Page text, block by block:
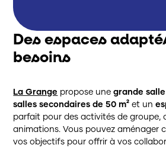
Des espaces
besoins
La Grange propose unegrande salle
salles secondaires de 50 m² et un
parfait pour des activités de groupe,
animations. Vous pouvez aménager
vos objectifs pour offrir à vos